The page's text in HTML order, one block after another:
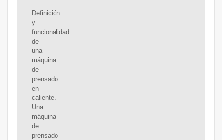
Definición
y
funcionalidad
de
una
máquina
de
prensado
en
caliente.
Una
máquina
de
prensado